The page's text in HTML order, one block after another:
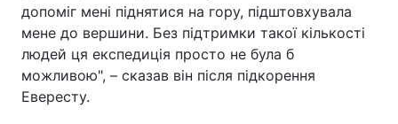
допоміг мені піднятися на гору, підштовхувала
мене до вершини. Без підтримки такої кількості
людей ця експедиція просто не була б
можливою", – сказав він після підкорення
Евересту.